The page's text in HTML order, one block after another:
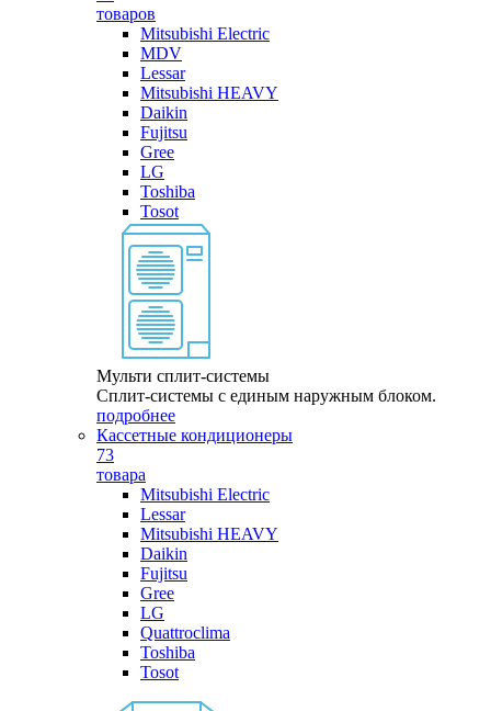
товаров
Mitsubishi Electric
MDV
Lessar
Mitsubishi HEAVY
Daikin
Fujitsu
Gree
LG
Toshiba
Tosot
Мульти сплит-системы
Сплит-системы с единым наружным блоком.
подробнее
Кассетные кондиционеры
73
товара
Mitsubishi Electric
Lessar
Mitsubishi HEAVY
Daikin
Fujitsu
Gree
LG
Quattroclima
Toshiba
Tosot